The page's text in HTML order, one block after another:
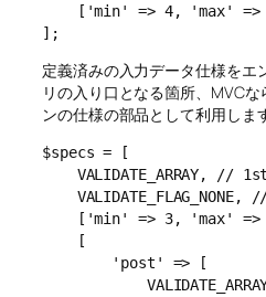
['min' => 4, 'max' =>
定義済みの入力データ仕様をエ
リの入り口となる箇所、MVC
ンの仕様の部品として利用します
$specs = [
VALIDATE_ARRAY, //
VALIDATE_FLAG_NONE,
['min' => 3, 'max'
    [
        'post' => [